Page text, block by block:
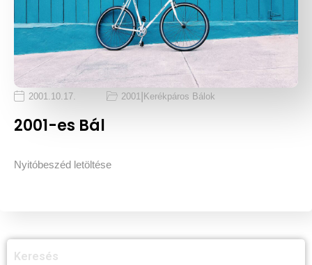
2001.10.17. 2001 Kerékpáros Bálok
2001-es Bál
Nyitóbeszéd letöltése